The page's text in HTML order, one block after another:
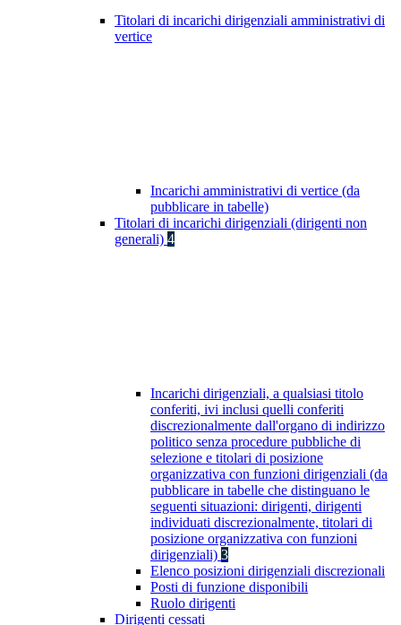
Titolari di incarichi dirigenziali amministrativi di
vertice
Incarichi amministrativi di vertice (da
pubblicare in tabelle)
Titolari di incarichi dirigenziali (dirigenti non
generali) 4
Incarichi dirigenziali, a qualsiasi titolo
conferiti, ivi inclusi quelli conferiti
discrezionalmente dall'organo di indirizzo
politico senza procedure pubbliche di
selezione e titolari di posizione
organizzativa con funzioni dirigenziali (da
pubblicare in tabelle che distinguano le
seguenti situazioni: dirigenti, dirigenti
individuati discrezionalmente, titolari di
posizione organizzativa con funzioni
dirigenziali) 3
Elenco posizioni dirigenziali discrezionali
Posti di funzione disponibili
Ruolo dirigenti
Dirigenti cessati